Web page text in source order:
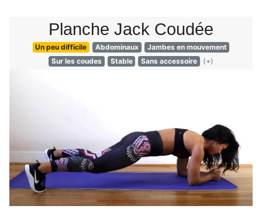
Planche Jack Coudée
Un peu difficile Abdominaux
Jambes en mouvement
Sur les coudes
Stable Sans accessoire (+)